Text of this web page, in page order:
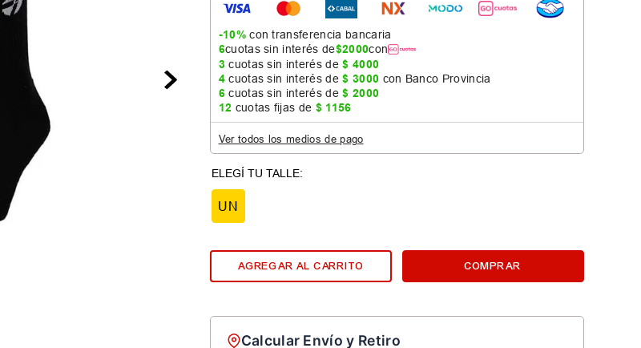
-10%con transferencia bancaria
6cuotas sin interés de$2000con
3cuotas sin interés de$ 4000
4cuotas sin interés de$ 3000 con Banco Provincia
6cuotas sin interés de$ 2000
12 cuotas fijas de $ 1156
Ver todos los medios de pago
UN
AGREGAR AL CARRITO COMPRAR
Calcular Envío y Retiro